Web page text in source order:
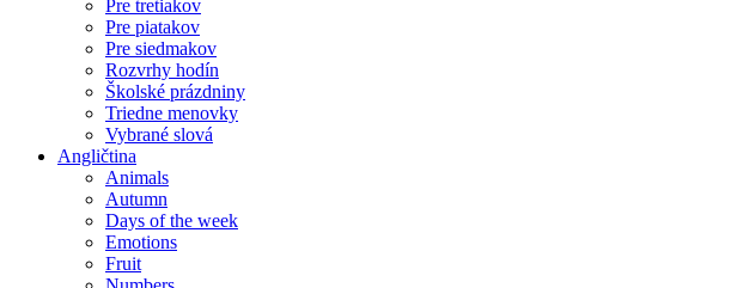
Pre tretiakov
Pre piatakov
Pre siedmakov
Rozvrhy hodín
Školské prázdniny
Triedne menovky
Vybrané slová
Angličtina
Animals
Autumn
Days of the week
Emotions
Fruit